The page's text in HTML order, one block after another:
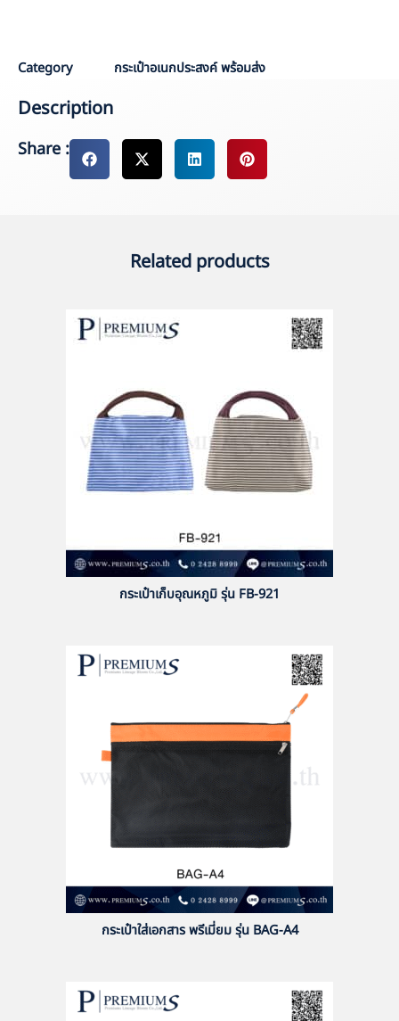
Category กระเป๋าอเนกประสงค์ พร้อมส่ง
Description
Share :
Related products
กระเป๋าเก็บอุณหภูมิ รุ่น FB-921
กระเป๋าใส่เอกสาร พรีเมี่ยม รุ่น BAG-A4